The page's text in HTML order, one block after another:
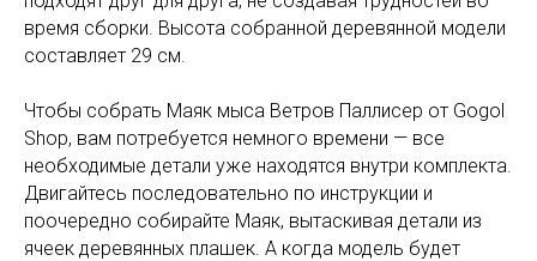
время сборки. Высота собранной деревянной модели
составляет 29 см.
Чтобы собрать Маяк мыса Ветров Паллисер от Gogol
Shop, вам потребуется немного времени — все
необходимые детали уже находятся внутри комплекта.
Двигайтесь последовательно по инструкции и
поочередно собирайте Маяк, вытаскивая детали из
ячеек деревянных плашек. А когда модель будет